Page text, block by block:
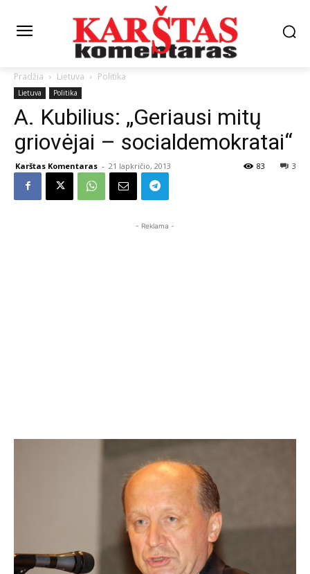
Pradžia Lietuva Politika
Lietuva Politika
A. Kubilius: „Geriausi mitų
griovėjai – socialdemokratai“
Karštas Komentaras - 21 lapkričio, 2013 3
83
- Reklama -